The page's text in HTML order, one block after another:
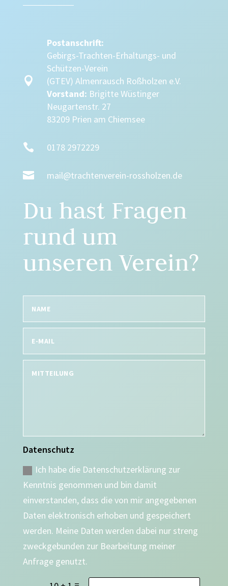

Postanschrift:
Gebirgs-Trachten-Erhaltungs- und
Schützen-Verein
(GTEV) Almenrausch Roßholzen e.V.
Vorstand: Brigitte Wüstinger
Neugartenstr. 27
83209 Prien am Chiemsee
 0178 2972229
 mail@trachtenverein-rossholzen.de
Du hast Fragen
rund um
unseren Verein?
Datenschutz
Ich habe die Datenschutzerklärung zur
Kenntnis genommen und bin damit
einverstanden, dass die von mir angegebenen
Daten elektronisch erhoben und gespeichert
werden. Meine Daten werden dabei nur streng
zweckgebunden zur Bearbeitung meiner
Anfrage genutzt.